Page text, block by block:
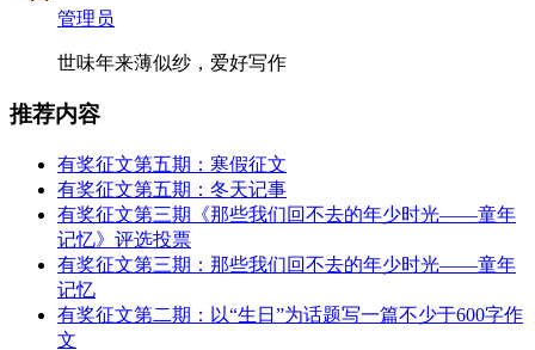
管理员
世味年来薄似纱，爱好写作
推荐内容
有奖征文第五期：寒假征文
有奖征文第五期：冬天记事
有奖征文第三期《那些我们回不去的年少时光——童年
记忆》评选投票
有奖征文第三期：那些我们回不去的年少时光——童年
记忆
有奖征文第二期：以“生日”为话题写一篇不少于600字作
文